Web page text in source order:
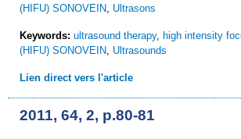
(HIFU) SONOVEIN
Ultrasons
Keywords: ultrasound therapy, high intensity
(HIFU) SONOVEIN
Ultrasounds
Lien direct vers l'article
2011, 64, 2, p.80-81